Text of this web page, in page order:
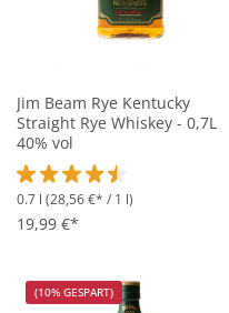
Jim Beam Rye Kentucky
Straight Rye Whiskey - 0,7L
40% vol
Durchschnittliche
0.7 l (28,56 €* / 1 l)
19,99 €*
(10% GESPART)